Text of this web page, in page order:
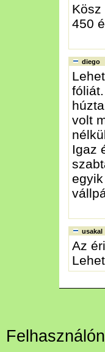
Kösz
450
diego
volt
Igaz
usakal
Az